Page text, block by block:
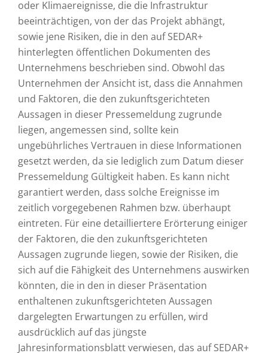
oder Klimaereignisse, die die Infrastruktur
beeinträchtigen, von der das Projekt abhängt,
sowie jene Risiken, die in den auf SEDAR+
hinterlegten öffentlichen Dokumenten des
Unternehmens beschrieben sind. Obwohl das
Unternehmen der Ansicht ist, dass die Annahmen
und Faktoren, die den zukunftsgerichteten
Aussagen in dieser Pressemeldung zugrunde
liegen, angemessen sind, sollte kein
ungebührliches Vertrauen in diese Informationen
gesetzt werden, da sie lediglich zum Datum dieser
Pressemeldung Gültigkeit haben. Es kann nicht
garantiert werden, dass solche Ereignisse im
zeitlich vorgegebenen Rahmen bzw. überhaupt
eintreten. Für eine detailliertere Erörterung einiger
der Faktoren, die den zukunftsgerichteten
Aussagen zugrunde liegen, sowie der Risiken, die
sich auf die Fähigkeit des Unternehmens auswirken
könnten, die in den in dieser Präsentation
enthaltenen zukunftsgerichteten Aussagen
dargelegten Erwartungen zu erfüllen, wird
ausdrücklich auf das jüngste
Jahresinformationsblatt verwiesen, das auf SEDAR+